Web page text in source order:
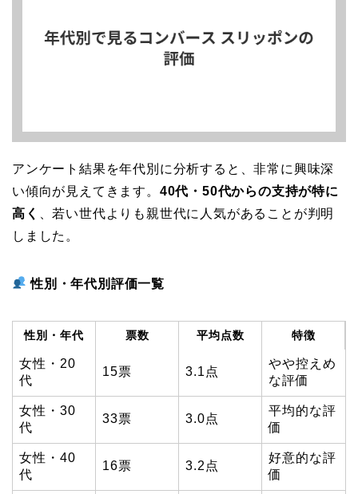
アンケート結果を年代別に分析すると、非常に興味深
い傾向が見えてきます。 40代・50代からの支持が特に
高く
、若い世代よりも親世代に人気があることが判明
しました。
性別・年代別評価一覧
性別・年代 票数 平均点数 特徴
女性・20
代
15票 3.1点
やや控えめ
な評価
女性・30
代
33票 3.0点
平均的な評
価
女性・40
代
16票 3.2点
好意的な評
価